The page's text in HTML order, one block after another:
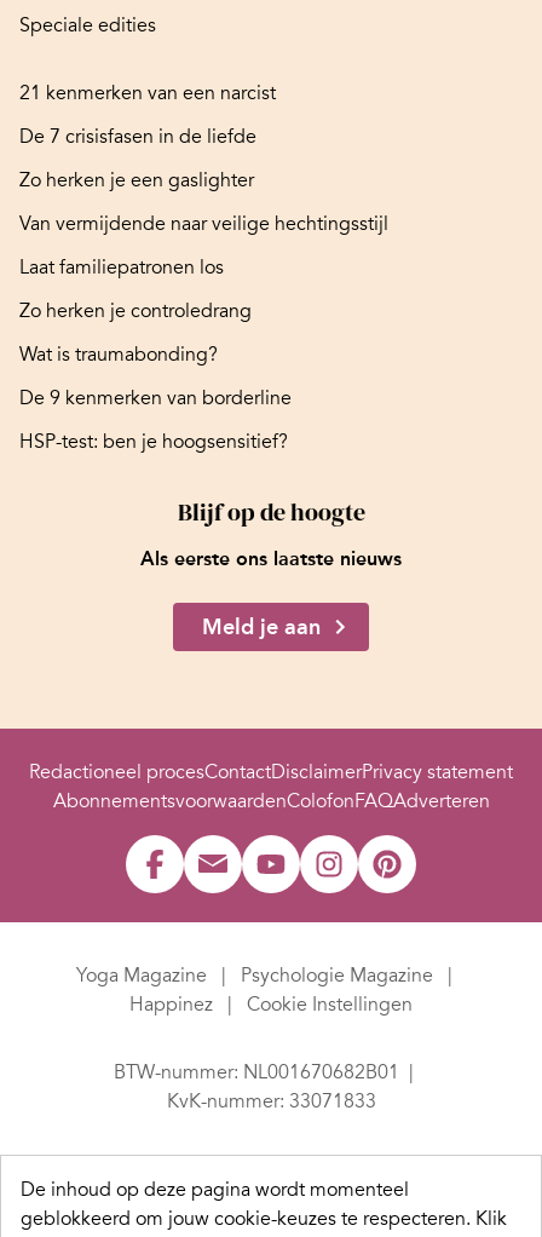
Speciale edities
21 kenmerken van een narcist
De 7 crisisfasen in de liefde
Zo herken je een gaslighter
Van vermijdende naar veilige hechtingsstijl
Laat familiepatronen los
Zo herken je controledrang
Wat is traumabonding?
De 9 kenmerken van borderline
HSP-test: ben je hoogsensitief?
Blijf op de hoogte
Als eerste ons laatste nieuws
Meld je aan
Redactioneel procesContactDisclaimerPrivacy statement
AbonnementsvoorwaardenColofonFAQAdverteren
Yoga Magazine
Psychologie Magazine
Happinez
Cookie Instellingen
BTW-nummer: NL001670682B01
KvK-nummer: 33071833
De inhoud op deze pagina wordt momenteel
geblokkeerd om jouw cookie-keuzes te respecteren. Klik